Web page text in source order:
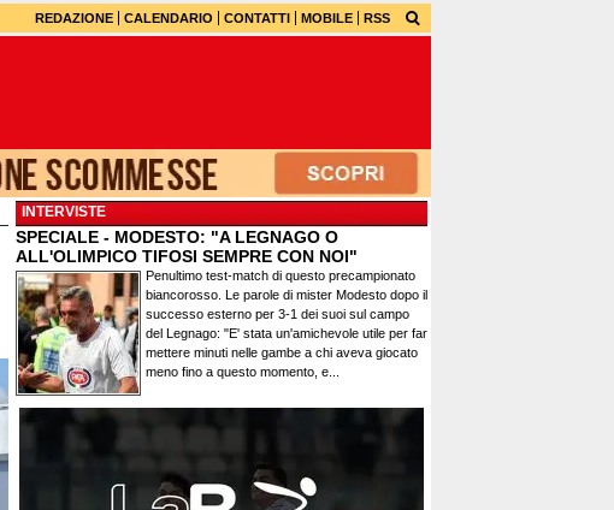
REDAZIONE CALENDARIO CONTATTI MOBILE RSS
INTERVISTE
SPECIALE - MODESTO: "A LEGNAGO O
ALL'OLIMPICO TIFOSI SEMPRE CON NOI"
Penultimo test-match di questo precampionato
biancorosso. Le parole di mister Modesto dopo il
successo esterno per 3-1 dei suoi sul campo
del Legnago: "E' stata un'amichevole utile per far
mettere minuti nelle gambe a chi aveva giocato
meno fino a questo momento, e...